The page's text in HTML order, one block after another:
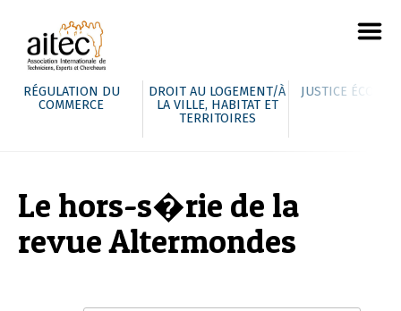
RÉGULATION DU
COMMERCE
DROIT AU LOGEMENT/À
LA VILLE, HABITAT ET
TERRITOIRES
JUSTICE
Le hors-s�rie de la
revue Altermondes